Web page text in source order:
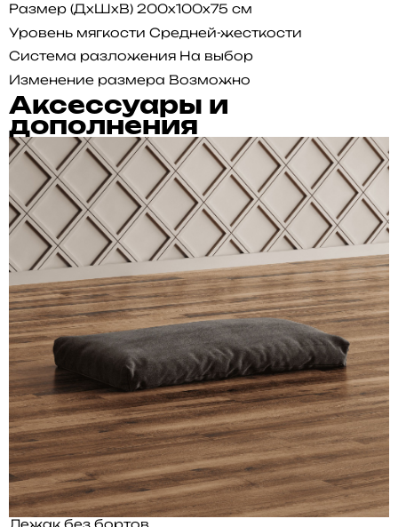
Размер (ДхШхВ) 200x100x75 см
Уровень мягкости Средней-жесткости
Система разложения На выбор
Изменение размера Возможно
Аксессуары и
дополнения